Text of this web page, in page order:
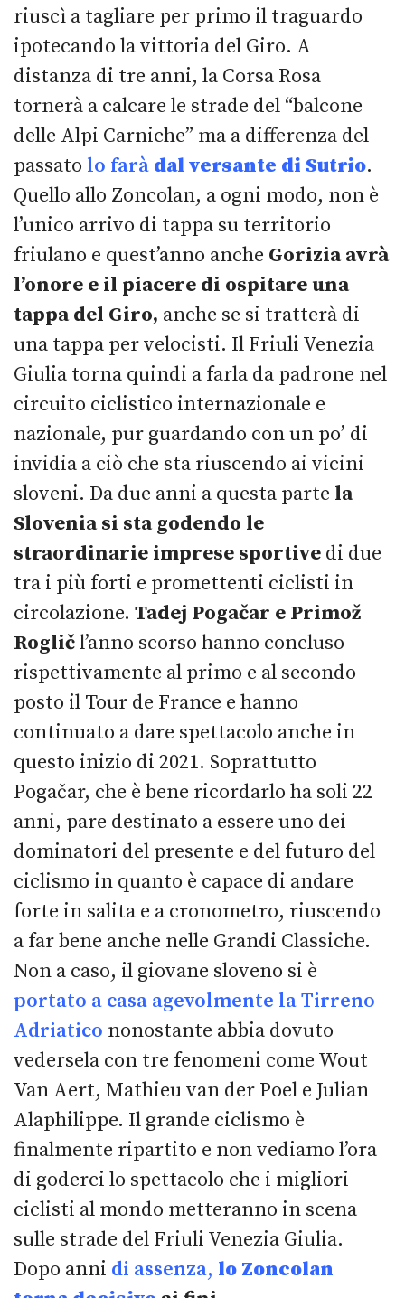
riuscì a tagliare per primo il traguardo
ipotecando la vittoria del Giro. A
distanza di tre anni, la Corsa Rosa
tornerà a calcare le strade del “balcone
delle Alpi Carniche” ma a differenza del
passato lo farà dal versante di Sutrio.
Quello allo Zoncolan, a ogni modo, non è
l’unico arrivo di tappa su territorio
friulano e quest’anno anche Gorizia avrà
l’onore e il piacere di ospitare una
tappa del Giro, anche se si tratterà di
una tappa per velocisti. Il Friuli Venezia
Giulia torna quindi a farla da padrone nel
circuito ciclistico internazionale e
nazionale, pur guardando con un po’ di
invidia a ciò che sta riuscendo ai vicini
sloveni. Da due anni a questa parte la
Slovenia si sta godendo le
straordinarie imprese sportive di due
tra i più forti e promettenti ciclisti in
circolazione. Tadej Pogačar e Primož
Rogličl’anno scorso hanno concluso
rispettivamente al primo e al secondo
posto il Tour de France e hanno
continuato a dare spettacolo anche in
questo inizio di 2021. Soprattutto
Pogačar, che è bene ricordarlo ha soli 22
anni, pare destinato a essere uno dei
dominatori del presente e del futuro del
ciclismo in quanto è capace di andare
forte in salita e a cronometro, riuscendo
a far bene anche nelle Grandi Classiche.
Non a caso, il giovane sloveno si è
portato a casa agevolmente la Tirreno
Adriatico nonostante abbia dovuto
vedersela con tre fenomeni come Wout
Van Aert, Mathieu van der Poel e Julian
Alaphilippe. Il grande ciclismo è
finalmente ripartito e non vediamo l’ora
di goderci lo spettacolo che i migliori
ciclisti al mondo metteranno in scena
sulle strade del Friuli Venezia Giulia.
Dopo anni di assenza, lo Zoncolan